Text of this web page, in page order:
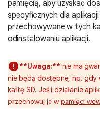
pamięcią, aby uzyskać
specyficznych dla
przechowywane w tych
odinstalowaniu aplikacji.
**Uwaga:** nie ma
nie będą dostępne, np. gdy
kartę SD. Jeśli działanie
przechowuj je w pamięci